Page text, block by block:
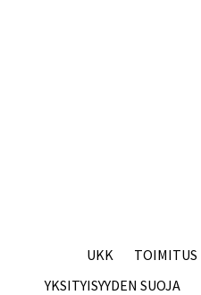
UKK TOIMITUS
YKSITYISYYDEN SUOJA